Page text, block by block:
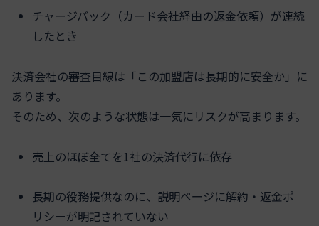
チャージバック（カード会社経由の返金依頼）が連続
したとき
決済会社の審査目線は「この加盟店は長期的に安全か」に
あります。
そのため、次のような状態は一気にリスクが高まります。
売上のほぼ全てを1社の決済代行に依存
長期の役務提供なのに、説明ページに解約・返金ポ
リシーが明記されていない